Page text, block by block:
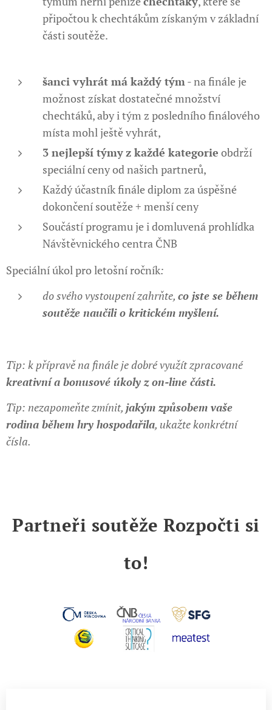
připočtou k chechtákům získaným v základní
části soutěže.
šanci vyhrát má každý tým- na finále je
možnost získat dostatečné množství
chechtáků, aby i tým z posledního finálového
místa mohl ještě vyhrát,
3 nejlepší týmyz každé kategorie obdrží
speciální ceny od našich partnerů,
Každý účastník finále diplom za úspěšné
dokončení soutěže + menší ceny
Součástí programu je i domluvená prohlídka
Návštěvnického centra ČNB
Speciální úkol pro letošní ročník:
do svého vystoupení zahrňte, co jste se během
soutěže naučili o kritickém myšlení.
Tip: k přípravě na finále je dobré využít zpracované
kreativní a bonusové úkoly z on-line části.
Tip: nezapomeňte zmínit, jakým způsobem vaše
rodina během hry hospodařila, ukažte konkrétní
čísla.
Partneři soutěže Rozpočti si
to!